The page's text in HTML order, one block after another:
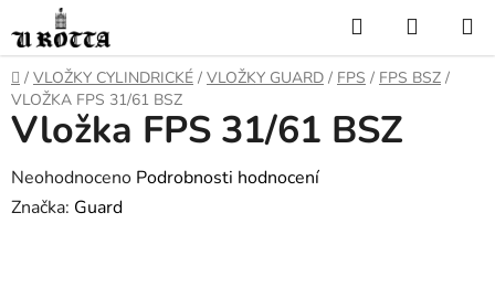
na
obsah
Hledat
KOŠÍK
DOMŮ
/ VLOŽKY CYLINDRICKÉ / VLOŽKY GUARD / FPS / FPS BSZ /
VLOŽKA FPS 31/61 BSZ
Vložka FPS 31/61 BSZ
Průměrné
hodnocení
Neohodnoceno Podrobnosti hodnocení
Značka: Guard